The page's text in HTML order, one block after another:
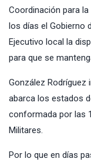
Coordinación para
los días el Gobierno
Ejecutivo local la
para que se
González Rodríguez
abarca los estados
conformada por las
Militares.
Por lo que en días